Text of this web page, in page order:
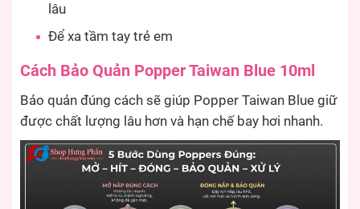
lâu
Để xa tầm tay trẻ em
Cách Bảo Quản Popper Taiwan Blue 10ml
Bảo quản đúng cách sẽ giúp Popper Taiwan Blue giữ
được chất lượng lâu hơn và hạn chế bay hơi nhanh.